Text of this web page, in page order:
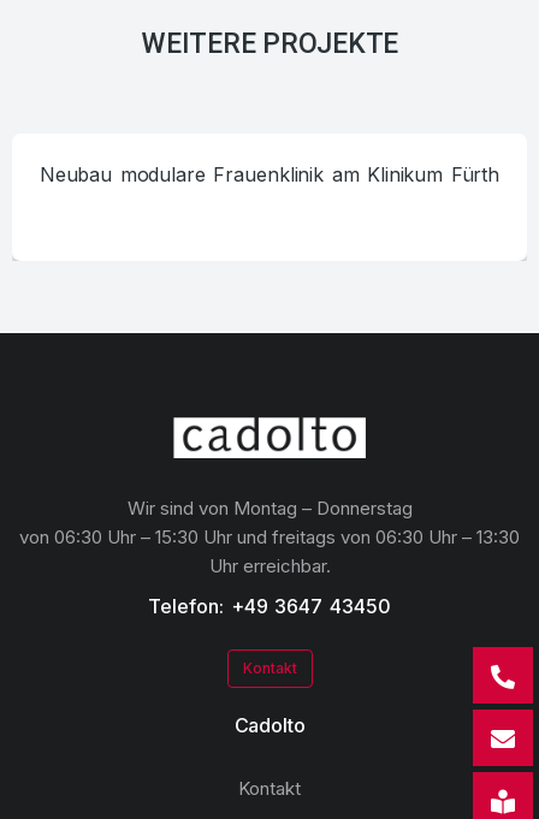
WEITERE PROJEKTE
Neubau modulare Frauenklinik am Klinikum Fürth
Wir sind von Montag – Donnerstag
von 06:30 Uhr – 15:30 Uhr und freitags von 06:30 Uhr – 13:30
Uhr erreichbar.
Telefon: +49 3647 43450
Kontakt
Cadolto
Kontakt